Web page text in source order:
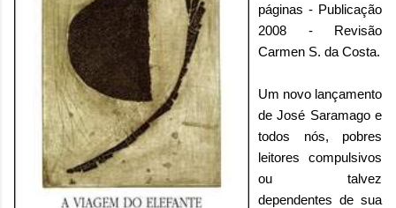
páginas - Publicação
2008 - Revisão
Carmen S. da Costa.
Um novo lançamento
de José Saramago e
todos nós, pobres
leitores compulsivos
ou talvez
dependentes de sua